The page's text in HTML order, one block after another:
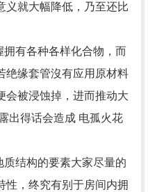
义就大幅降低，乃至还比
有各种各样化合物，而
绝缘套管沒有应用原材料
会被浸蚀掉，进而推动大
出得话会造成 电孤火花
结构的要素大家尽量的
性，终究有别于房间内拥